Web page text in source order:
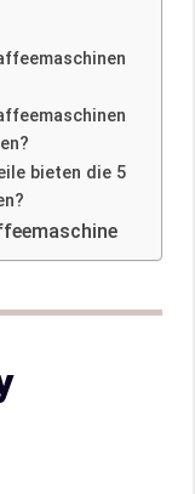
bieten die 5